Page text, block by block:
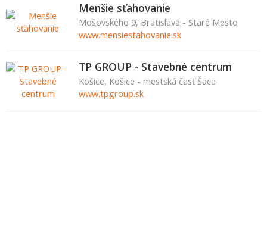
Menšie sťahovanie
Mošovského 9, Bratislava - Staré Mesto
www.mensiestahovanie.sk
TP GROUP - Stavebné centrum
Košice, Košice - mestská časť Šaca
www.tpgroup.sk